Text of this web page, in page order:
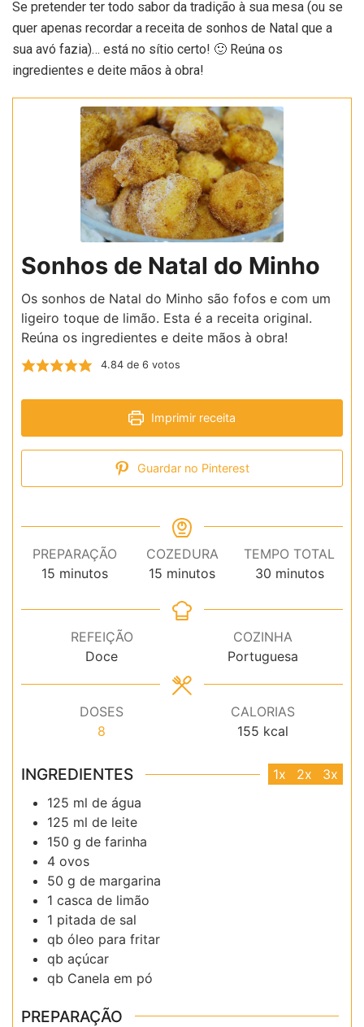
Se pretender ter todo sabor da tradição à sua mesa (ou se
quer apenas recordar a receita de sonhos de Natal que a
sua avó fazia)… está no sítio certo! 🙂 Reúna os
ingredientes e deite mãos à obra!
Sonhos de Natal do Minho
Os sonhos de Natal do Minho são fofos e com um
ligeiro toque de limão. Esta é a receita original.
Reúna os ingredientes e deite mãos à obra!
4.84de 6 votos
Imprimir receita
Guardar no Pinterest
PREPARAÇÃO
15 minutos
minutos
COZEDURA
15 minutos
minutos
TEMPO TOTAL
30minutos
minutos
REFEIÇÃO
Doce
COZINHA
Portuguesa
DOSES
8
CALORIAS
155 kcal
INGREDIENTES 1x 2x
3x
125 ml de água
125 ml de leite
150 g de farinha
4 ovos
50 g de margarina
1 casca de limão
1 pitada de sal
qb óleo para fritar
qb açúcar
qb Canela em pó
PREPARAÇÃO